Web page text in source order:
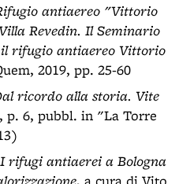
antiaereo "Vittorio
Revedin. Il Seminario
rifugio antiaereo Vittorio
2019, pp. 25-60
ricordo alla storia. Vite
, p. 6, pubbl. in "La Torre
rifugi antiaerei a Bologna